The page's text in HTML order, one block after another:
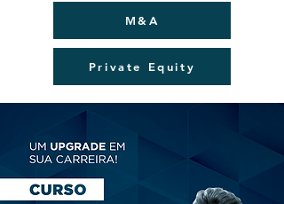
M&A
Private Equity